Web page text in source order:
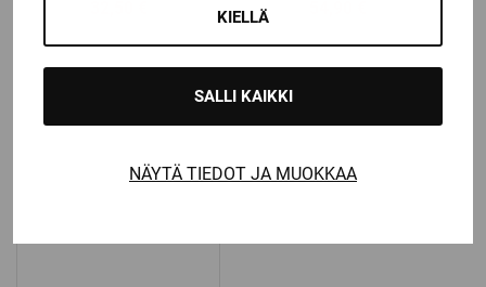
KIELLÄ
SALLI KAIKKI
NÄYTÄ TIEDOT JA MUOKKAA